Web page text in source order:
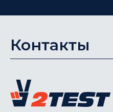
Контакты